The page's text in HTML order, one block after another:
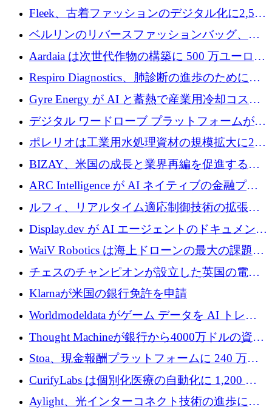
ップFintoが340万ドルを調達、シリコンバレ
ーではなくミュンヘンを選んだと語る
Fleek、古着ファッションのデジタル化に2,500
万ドルを確保
ベルリンのリバースファッションバッグ、繊
維仕分け規模拡大に7桁の資金調達
Aardaia は次世代作物の構築に 500 万ユーロを
寄付
Respiro Diagnostics、肺診断の進歩のために
100 万ポンドを確保
Gyre Energy が AI と蓄熱で産業用冷却コスト
を削減するために 130 万ドルを調達
デジタル ワードローブ プラットフォームが
1,000 万人のユーザーに到達し、Whering が
700 万ドルを獲得
ポレリオは工業用水処理資材の規模拡大に240
万ユーロを確保
BIZAY、米国の成長と業界再編を促進するた
めに5,500万ドルを確保
ARC Intelligence が AI ネイティブの金融プラ
ットフォームを拡大するために 400 万ユーロ
ルフィ、リアルタイム適応制御技術の拡張に
810万ポンドを確保
Display.dev が AI エージェントのドキュメント
コラボレーションを強化するために 47 万ユー
WaiV Robotics は海上ドローンの最大の課題の
1 つをどのように解決しているか
チェスのチャンピオンが設立した英国の電池
材料スタートアップ TaiSan が 465 万ポンドを
Klarnaが米国の銀行免許を申請
Worldmodeldata がゲーム データを AI トレー
ニングに変えるために 700 万ポンドを獲得
Thought Machineが銀行から4000万ドルの資金
調達、年間収益1億ドルを突破
Stoa、現金報酬プラットフォームに 240 万ド
ルを確保
CurifyLabs は個別化医療の自動化に 1,200 万
ユーロを寄付
Aylight、光インターコネクト技術の進歩に向